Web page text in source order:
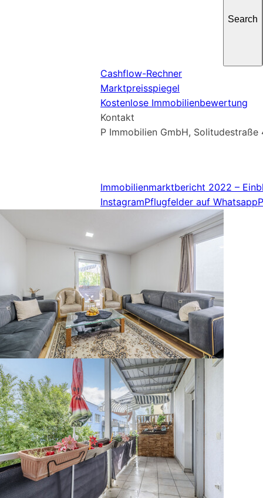
Cashflow-Rechner
Marktpreisspiegel
Kostenlose Immobilienbewertung
Kontakt
P Immobilien GmbH, Solitudestraße
Immobilienmarktbericht 2022 –
InstagramPflugfelder auf Whatsapp